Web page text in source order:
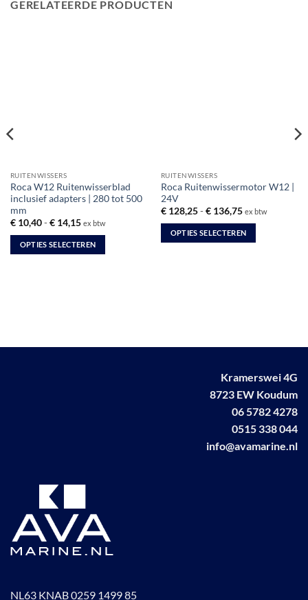
GERELATEERDE PRODUCTEN
RUITENWISSERS
Roca W12 Ruitenwisserblad
inclusief adapters | 280 tot 500
mm
€10,40 - €14,15Prijsklasse:
tot
€ 14,15
ex btw
OPTIES SELECTEREN
optie
RUITENWISSERS
Roca Ruitenwissermotor W12 |
24V
€128,25 - €136,75Prijsklasse:
tot
€ 136,75
ex btw
OPTIES SELECTEREN
kan
Kramerswei 4G
8723 EW Koudum
06 5782 4278
0515 338 044
info@avamarine.nl
NL63 KNAB 0259 1499 85